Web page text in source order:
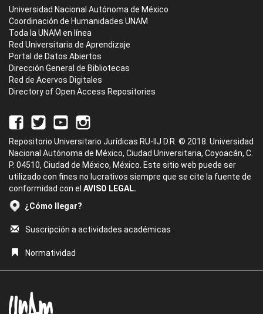
Universidad Nacional Autónoma de México
Coordinación de Humanidades UNAM
Toda la UNAM en línea
Red Universitaria de Aprendizaje
Portal de Datos Abiertos
Dirección General de Bibliotecas
Red de Acervos Digitales
Directory of Open Access Repositories
Repositorio Universitario Jurídicas RU-IIJ D.R. © 2018. Universidad
Nacional Autónoma de México, Ciudad Universitaria, Coyoacán, C.
P. 04510, Ciudad de México, México. Este sitio web puede ser
utilizado con fines no lucrativos siempre que se cite la fuente de
conformidad con el AVISO LEGAL.
¿Cómo llegar?
Suscripción a actividades académicas
Normatividad